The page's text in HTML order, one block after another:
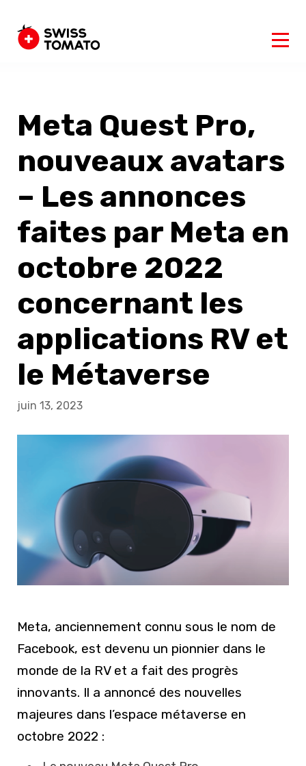
Meta Quest Pro,
nouveaux avatars
– Les annonces
faites par Meta en
octobre 2022
concernant les
applications RV et
le Métaverse
juin 13, 2023
Meta, anciennement connu sous le nom de
Facebook, est devenu un pionnier dans le
monde de la RV et a fait des progrès
innovants. Il a annoncé des nouvelles
majeures dans l’espace métaverse en
octobre 2022 :